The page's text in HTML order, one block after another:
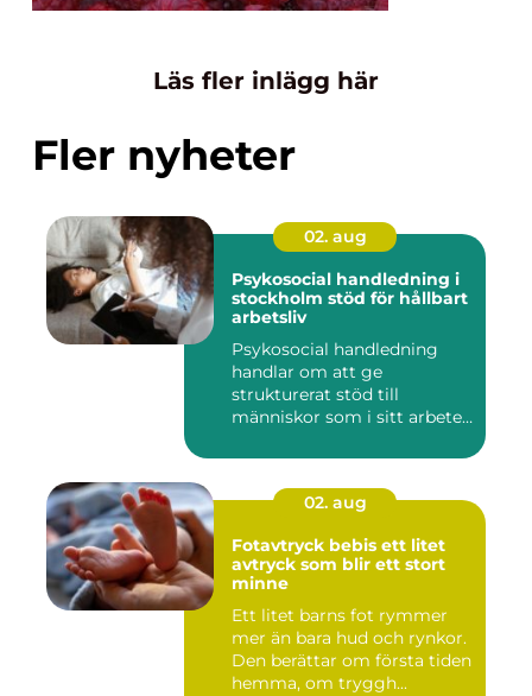
Läs fler inlägg här
Fler nyheter
02. aug
Psykosocial handledning i
stockholm stöd för hållbart
arbetsliv
Psykosocial handledning
handlar om att ge
strukturerat stöd till
människor som i sitt arbete
02. aug
Fotavtryck bebis ett litet
avtryck som blir ett stort
minne
Ett litet barns fot rymmer
mer än bara hud och rynkor.
Den berättar om första tiden
hemma, om tryggh...